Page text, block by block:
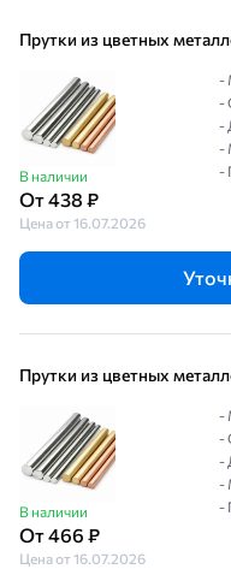
Прутки из цветных
В наличии
От 438 ₽
Цена от 16.07.2026
-
-
-
-
-
Прутки из цветных
В наличии
От 466 ₽
Цена от 16.07.2026
-
-
-
-
-